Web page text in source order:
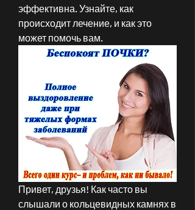
эффективна. Узнайте, как
происходит лечение, и как это
может помочь вам.
Привет, друзья! Как часто вы
слышали о кольцевидных камнях в